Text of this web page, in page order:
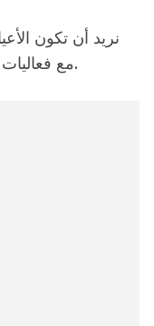
نريد أن تكون
مع فعاليات وإضاءات مبهجة تراعي الاستدامة.